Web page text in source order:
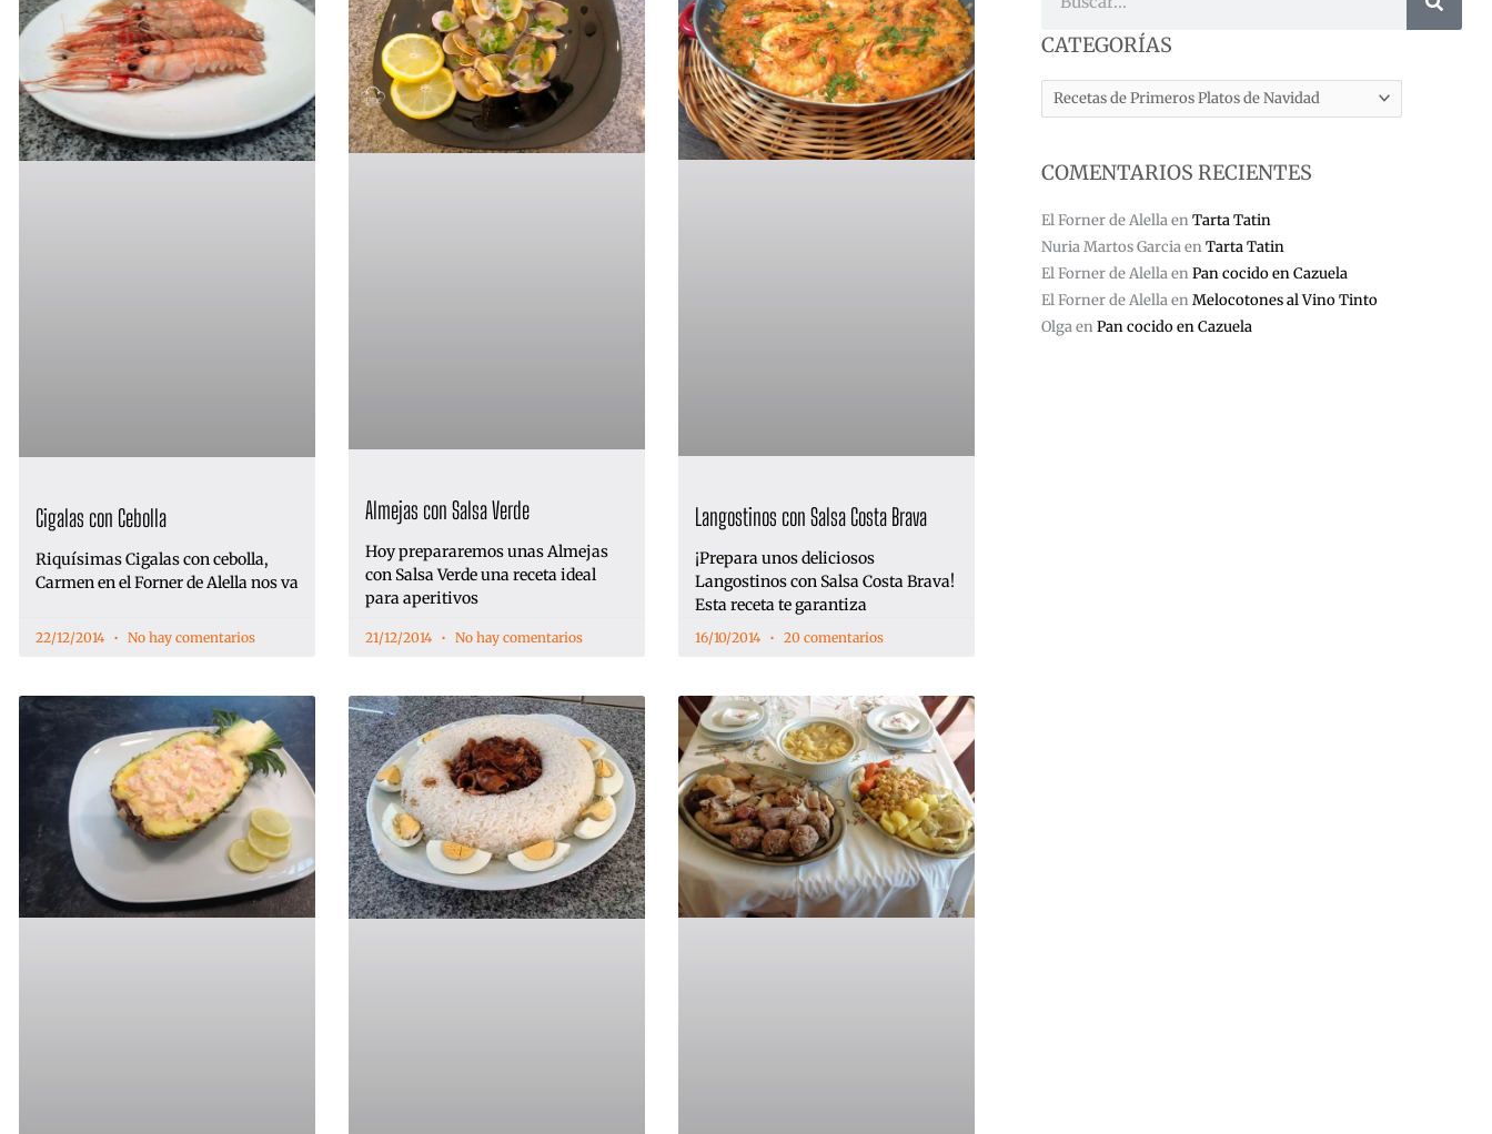
Cigalas con Cebolla
Riquísimas Cigalas con cebolla,
Carmen en el Forner de Alella nos va
22/12/2014 No hay comentarios
Almejas con Salsa Verde
Hoy prepararemos unas Almejas
con Salsa Verde una receta ideal
para aperitivos
21/12/2014 No hay comentarios
Langostinos con Salsa Costa Brava
¡Prepara unos deliciosos
Langostinos con Salsa Costa Brava!
Esta receta te garantiza
16/10/2014 20 comentarios
CATEGORÍAS
CATEGORÍAS
COMENTARIOS RECIENTES
El Forner de AlellaenTarta Tatin
Nuria Martos GarciaenTarta Tatin
El Forner de AlellaenPan cocido en Cazuela
El Forner de AlellaenMelocotones al Vino Tinto
OlgaenPan cocido en Cazuela